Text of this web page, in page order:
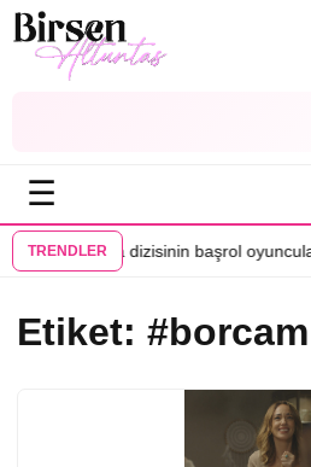
☰
TRENDLER
oyuncu•Karma dizisinin başrol
Etiket: #borcam